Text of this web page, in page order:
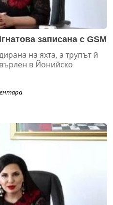
записана с GSM
на яхта, а трупът й
в Йонийско